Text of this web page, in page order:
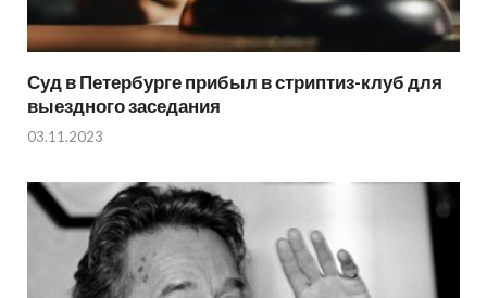
Суд в Петербурге прибыл в стриптиз-клуб для
выездного заседания
03.11.2023